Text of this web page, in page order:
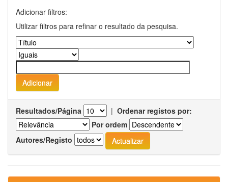
Adicionar filtros:
Utilizar filtros para refinar o resultado da pesquisa.
Resultados/Página | Ordenar registos por:
Por ordem
Autores/Registo